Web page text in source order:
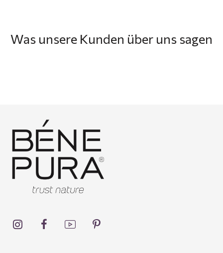
Was unsere Kunden über uns sagen